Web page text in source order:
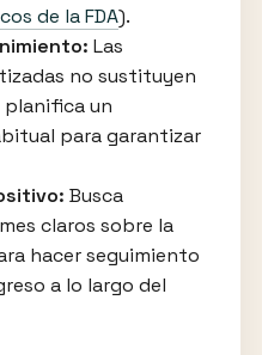
de la FDA).
Las
no sustituyen
planifica un
para garantizar
Busca
claros sobre la
hacer seguimiento
a lo largo del